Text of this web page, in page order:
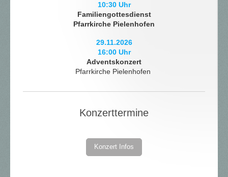
10:30 Uhr
Familiengottesdienst
Pfarrkirche Pielenhofen
29.11.2026
16:00 Uhr
Adventskonzert
Pfarrkirche Pielenhofen
Konzerttermine
Konzert Infos